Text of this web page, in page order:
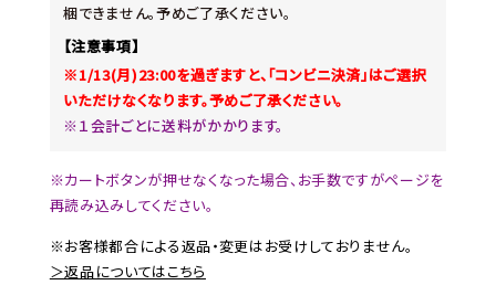
梱できません。予めご了承ください。
【注意事項】
※1/13(月)23:00を過ぎますと、「コンビニ決済」はご選択
いただけなくなります。予めご了承ください。
※１会計ごとに送料がかかります。
※カートボタンが押せなくなった場合、お手数ですがページを
再読み込みしてください。
※お客様都合による返品・変更はお受けしておりません。
＞返品についてはこちら